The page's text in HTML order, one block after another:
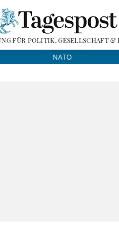
FÜR POLITIK, GESELLSCHAFT &
NATO